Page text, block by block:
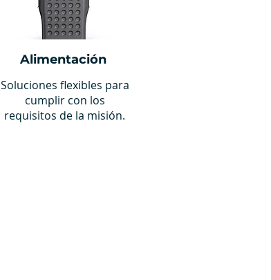
Alimentación
Soluciones flexibles para
cumplir con los
requisitos de la misión.